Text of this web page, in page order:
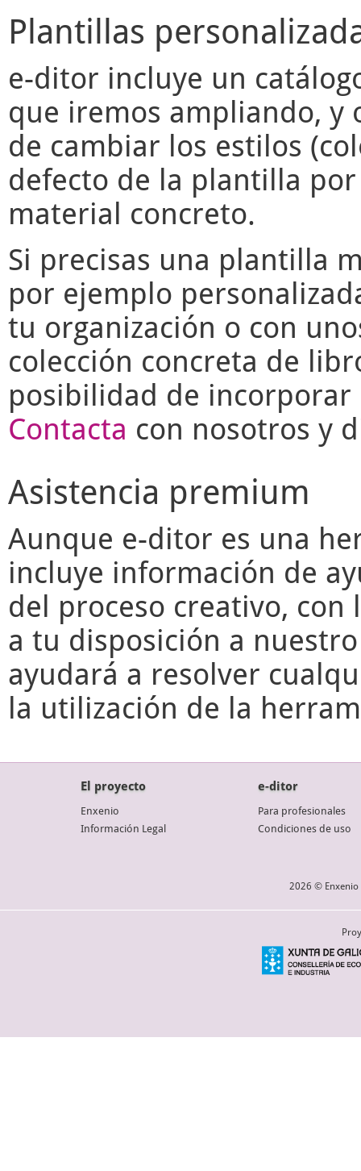
Plantillas
e-ditor incluye un
que iremos ampliando, y
de cambiar los estilos
defecto de la plantilla
material concreto.
Si precisas una plantilla
por ejemplo
tu organización o con
colección concreta de
posibilidad de
Contacta con nosotros y
Asistencia premium
Aunque e-ditor es una
incluye información de
del proceso creativo,
a tu disposición a
ayudará a resolver
la utilización de la
El proyecto
Enxenio
Información Legal
e-ditor
Para profesionales
Condiciones de uso
2026 © Enxenio